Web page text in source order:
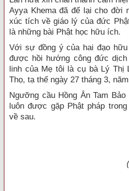
Ayya Khema đã để lại cho đời
xúc tích về giáo lý của đức
là những bài Phật học hữu ích.
Với sự đồng ý của hai đạo
được hồi hướng công đức
linh của Mẹ tôi là cụ bà Lý Thị
Thọ, tạ thế ngày 27 tháng 3,
Ngưỡng cầu Hồng Ân Tam
luôn được gặp Phật pháp
về sau.